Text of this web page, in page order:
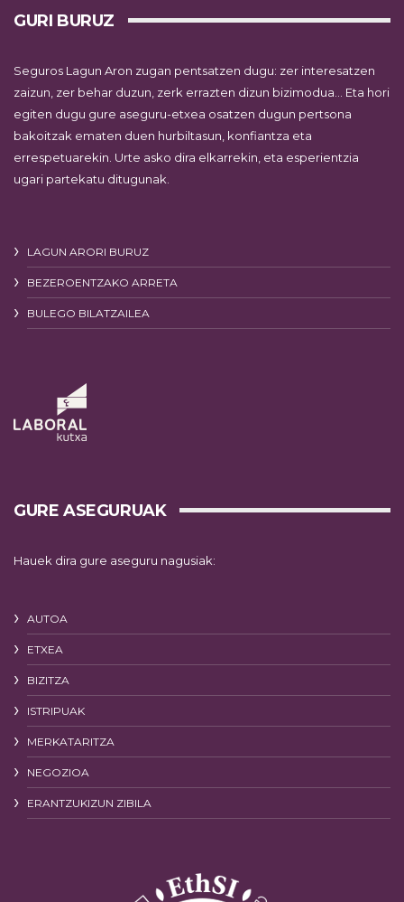
GURI BURUZ
Seguros Lagun Aron zugan pentsatzen dugu: zer interesatzen
zaizun, zer behar duzun, zerk errazten dizun bizimodua… Eta hori
egiten dugu gure aseguru-etxea osatzen dugun pertsona
bakoitzak ematen duen hurbiltasun, konfiantza eta
errespetuarekin. Urte asko dira elkarrekin, eta esperientzia
ugari partekatu ditugunak.
LAGUN ARORI BURUZ
BEZEROENTZAKO ARRETA
BULEGO BILATZAILEA
GURE ASEGURUAK
Hauek dira gure aseguru nagusiak:
AUTOA
ETXEA
BIZITZA
ISTRIPUAK
MERKATARITZA
NEGOZIOA
ERANTZUKIZUN ZIBILA